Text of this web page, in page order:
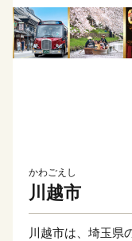
かわごえし
川越市
川越市は、埼玉県